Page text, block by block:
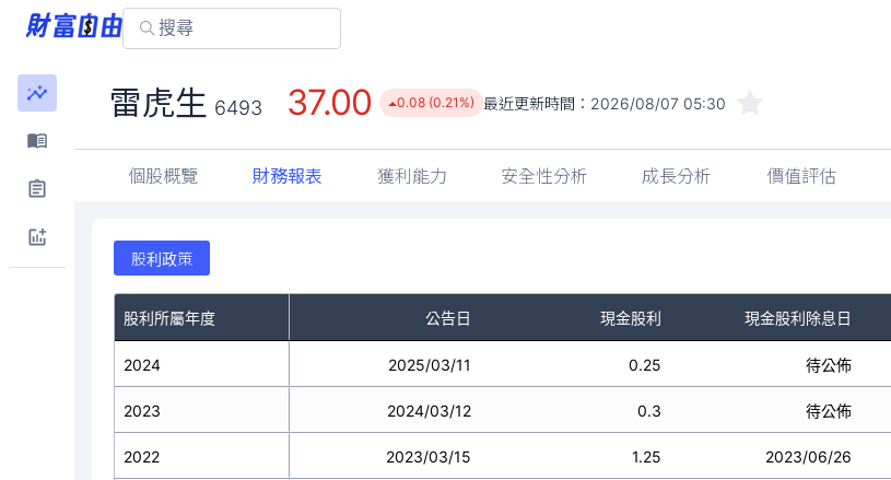
雷虎生 6493 37.00 0.08 (0.21%) 最近更新時間： 2026/08/07 05:30
個股概覽 財務報表 獲利能力 安全性分析 成長分析 價值評估
股利政策
股利所屬年度 公告日 現金股利 現金股利除息日
2024
2023
2022
2025/03/11 0.25 待公佈
2024/03/12 0.3 待公佈
2023/03/15 1.25 2023/06/26